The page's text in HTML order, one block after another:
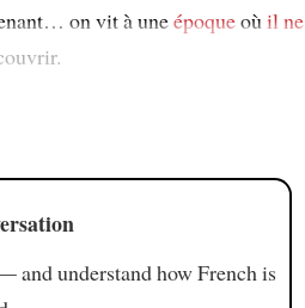
on vit à uneépoqueoù il ne
and understand how French is